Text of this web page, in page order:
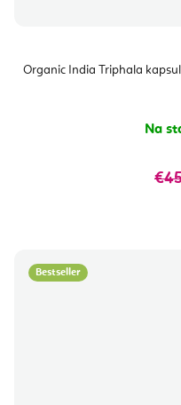
Organic India Triphala
Na
Bestseller